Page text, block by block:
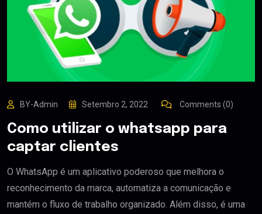
BY-Admin Setembro 2, 2022 Comments (0)
Como utilizar o whatsapp para
captar clientes
O WhatsApp é um aplicativo poderoso que melhora o
reconhecimento da marca, automatiza a comunicação e
mantém o fluxo de trabalho organizado. Além disso, é uma